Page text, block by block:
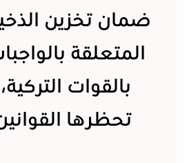
ضمان تخزين
المتعلقة
بالقوات
تحظرها